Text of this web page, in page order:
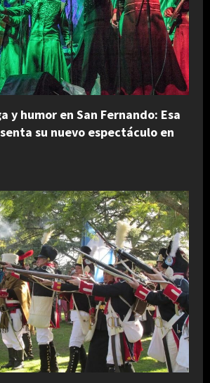
y humor en San Fernando: Esa
su nuevo espectáculo en